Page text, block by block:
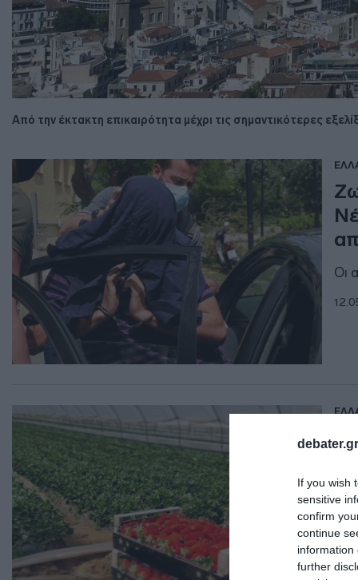
If you wish
sensitive
confirm
continue
information
further
Από την έκτακτη επικαιρότητα μέχρι τις σημαντικότερες
Οι